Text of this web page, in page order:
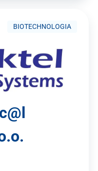
BIOTECHNOLOGIA